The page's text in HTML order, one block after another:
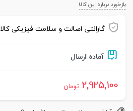
بازخورد درباره این کالا
گارانتی اصالت و سلامت فیزیکی کالا
آماده ارسال
2,925,100 تومان